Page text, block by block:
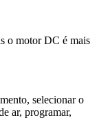
o motor DC é mais
selecionar o
ar, programar,